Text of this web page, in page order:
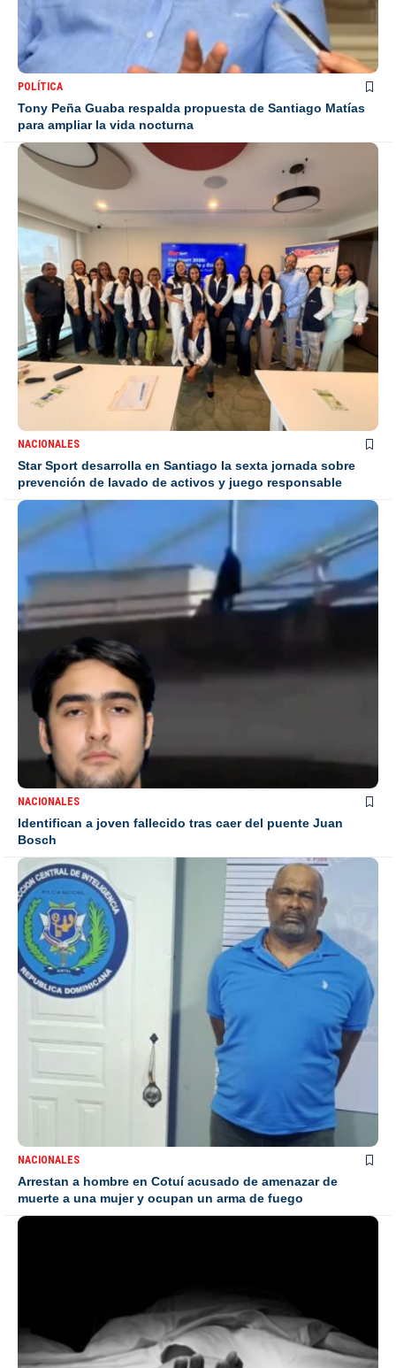
POLÍTICA
Tony Peña Guaba respalda propuesta de Santiago Matías
para ampliar la vida nocturna
NACIONALES
Star Sport desarrolla en Santiago la sexta jornada sobre
prevención de lavado de activos y juego responsable
NACIONALES
Identifican a joven fallecido tras caer del puente Juan
Bosch
NACIONALES
Arrestan a hombre en Cotuí acusado de amenazar de
muerte a una mujer y ocupan un arma de fuego